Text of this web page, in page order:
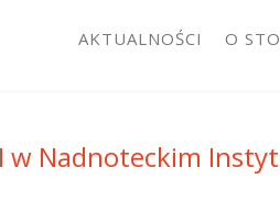
AKTUALNOŚCI O
w Nadnoteckim